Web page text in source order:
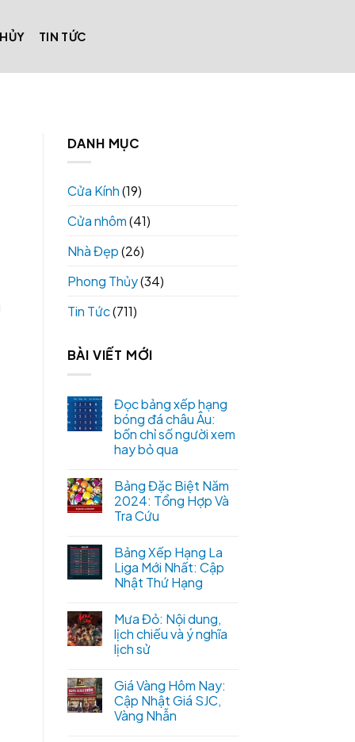
TIN TỨC
DANH MỤC
Cửa Kính(19)
Cửa nhôm(41)
Nhà Đẹp(26)
Phong Thủy(34)
Tin Tức(711)
BÀI VIẾT MỚI
Đọc bảng xếp hạng
bóng đá châu Âu:
bốn chỉ số người xem
hay bỏ qua
Bảng Đặc Biệt Năm
2024: Tổng Hợp Và
Tra Cứu
Bảng Xếp Hạng La
Liga Mới Nhất: Cập
Nhật Thứ Hạng
Mưa Đỏ: Nội dung,
lịch chiếu và ý nghĩa
lịch sử
Giá Vàng Hôm Nay:
Cập Nhật Giá SJC,
Vàng Nhẫn